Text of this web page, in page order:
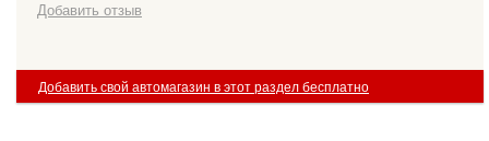
Добавить отзыв
Добавить свой автомагазин в этот раздел бесплатно